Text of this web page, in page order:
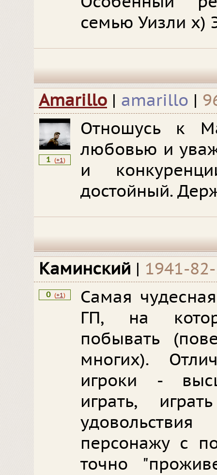
семью Уизли х)
Amarillo | amarillo |
1 (+1)
Отношусь к
любовью и
и
достойный.
Каминский | 1941-
0 (+1)
Самая
ГП, на
побывать
многих).
игроки -
играть,
персонажу с
точно